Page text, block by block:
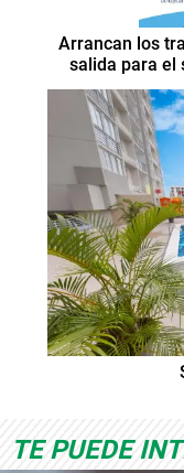
Arrancan los
salida para el
TE PUEDE